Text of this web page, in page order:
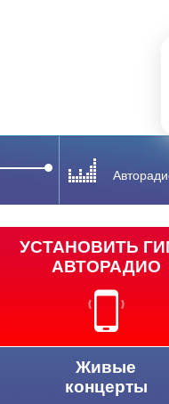
УСТАНОВИТЬ
АВТОРАДИО
Живые
концерты